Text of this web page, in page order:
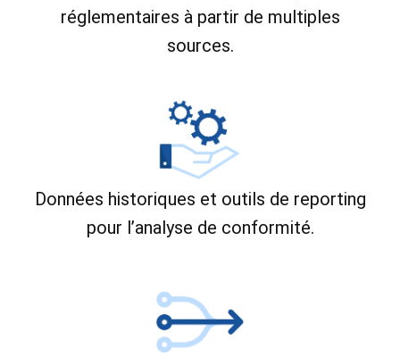
réglementaires à partir de multiples
sources.
Données historiques et outils de reporting
pour l’analyse de conformité.